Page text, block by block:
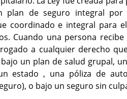
plan de seguro integral
coordinado e integral para
Cuando una persona
a cualquier derecho
un plan de salud grupal,
estado , una póliza de
o bajo un seguro sin